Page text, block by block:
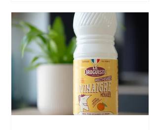
nationale du 15 septembre au 26
octobre 2025 pour faire connaître le
119, numéro gratuit, confidentiel et
disponible 24h/24, 7j/7. Objectif :
inciter chaque adulte à agir et à
signaler toute situation préoccupante,
même en cas de doute, afin de
protéger les enfants.